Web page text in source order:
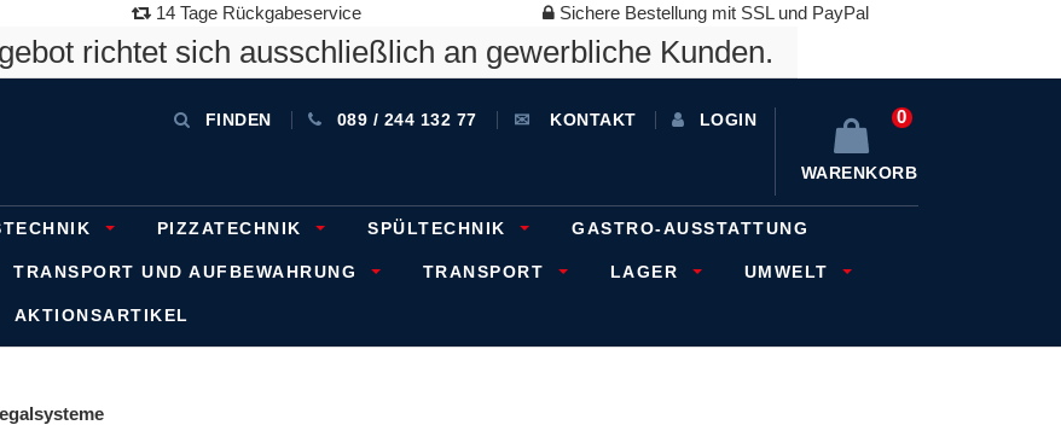
14 Tage Rückgabeservice Sichere Bestellung mit SSL und PayPal
richtet sich ausschließlich an gewerbliche Kunden.
FINDEN 089 / 244 132 77 KONTAKT LOGIN 0
WARENKORB
PIZZATECHNIK SPÜLTECHNIK GASTRO-AUSSTATTUNG
TRANSPORT UND AUFBEWAHRUNG TRANSPORT LAGER UMWELT
AKTIONSARTIKEL